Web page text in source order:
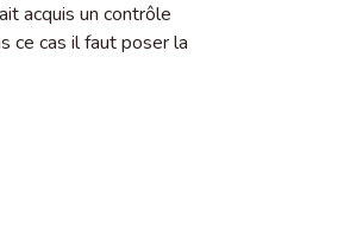
acquis un contrôle
ce cas il faut poser la